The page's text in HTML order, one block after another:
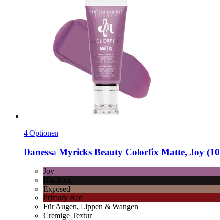
4 Optionen
Danessa Myricks Beauty Colorfix Matte, Joy
Joy
Blackout
Exposed
Primary Red
Für Augen, Lippen & Wangen
Cremige Textur